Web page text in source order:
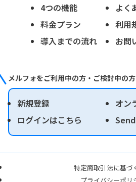
4つの機能
料金プラン
導入までの流れ
よく
利用
お問
メルフォをご利用中の方・ご検討中の方
新規登録
オン
ログインはこちら
特定商取引法に基づ